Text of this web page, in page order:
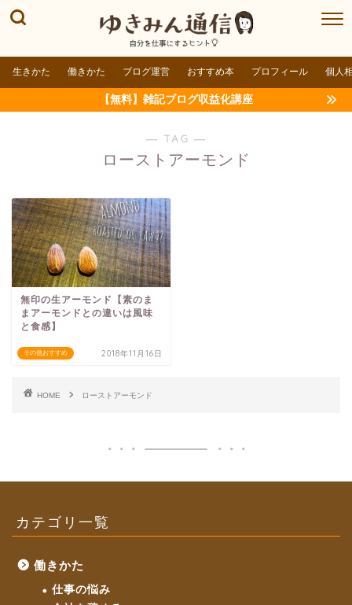
生きかた 働きかた ブログ運営 おすすめ本 プロフィール 個人
【無料】雑記ブログ収益化講座
― TAG ―
ローストアーモンド
その他おすすめ
無印の生アーモンド【素のま
まアーモンドとの違いは風味
と食感】
2018年11月16日
HOME ローストアーモンド
カテゴリ一覧
働きかた
仕事の悩み